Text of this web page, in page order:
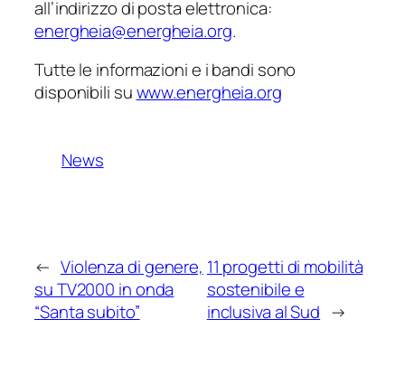
all’indirizzo di posta elettronica:
energheia@energheia.org.
Tutte le informazioni e i bandi sono
disponibili suwww.energheia.org
News
← Violenza di genere,
su TV2000 in onda
“Santa subito”
11 progetti di mobilità
sostenibile e
inclusiva al Sud →